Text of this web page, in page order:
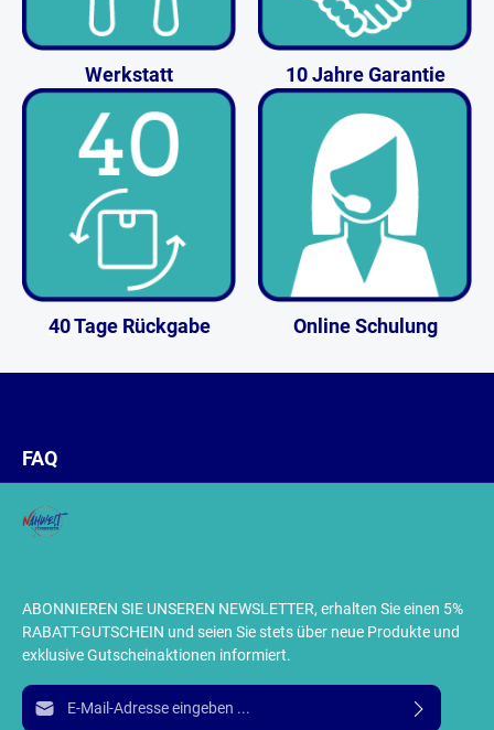
Werkstatt 10 Jahre Garantie
40 Tage Rückgabe Online Schulung
ABONNIEREN SIE UNSEREN NEWSLETTER, erhalten Sie einen 5%
RABATT-GUTSCHEIN und seien Sie stets über neue Produkte und
exklusive Gutscheinaktionen informiert.
E-Mail-Adresse*
FAQ